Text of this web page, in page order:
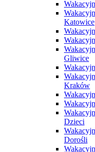
Katowice
Gliwice
Kraków
Dzieci
Dorośli